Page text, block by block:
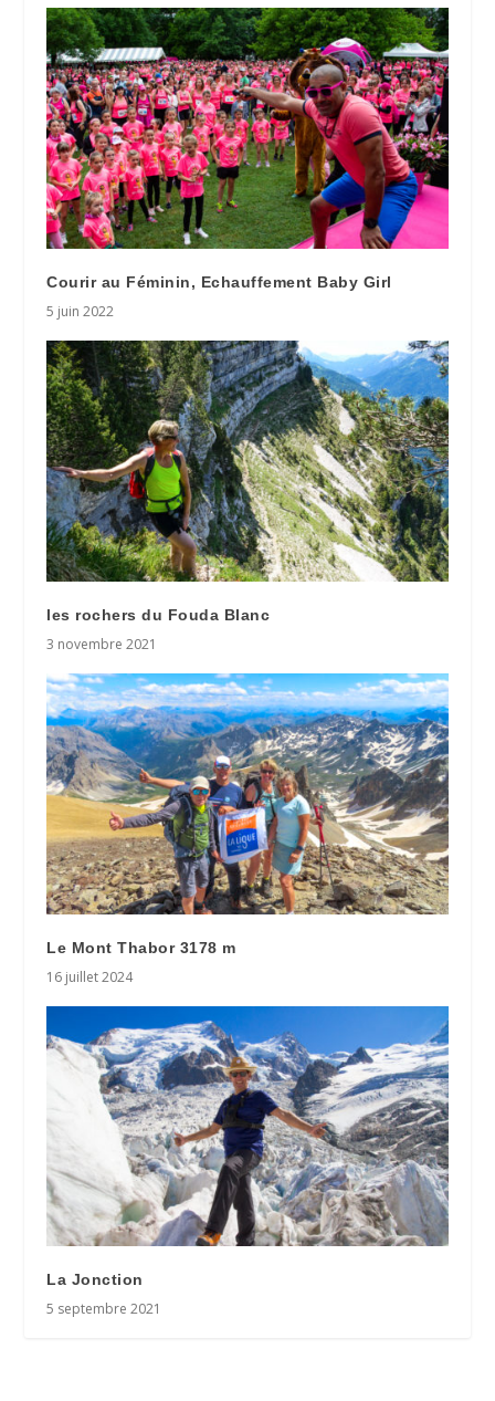
Courir au Féminin, Echauffement Baby Girl
5 juin 2022
les rochers du Fouda Blanc
3 novembre 2021
Le Mont Thabor 3178 m
16 juillet 2024
La Jonction
5 septembre 2021